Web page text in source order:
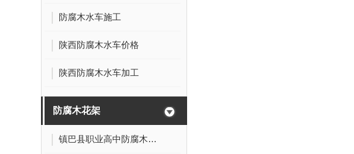
防腐木水车施工
陕西防腐木水车价格
陕西防腐木水车加工
防腐木花架
镇巴县职业高中防腐木花架树池